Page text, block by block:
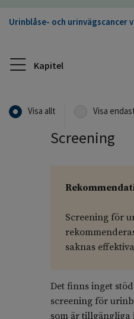
Urinblåse- och urinvägscancer
Kapitel
Visa allt Visa
Screening
Screening för
saknas
Det finns inget
screening för
som är